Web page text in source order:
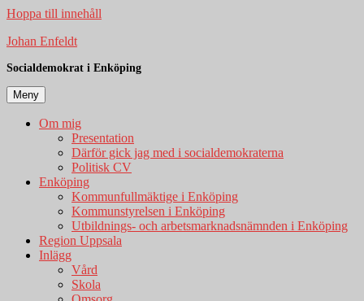
Hoppa till innehåll
Johan Enfeldt
Socialdemokrat i Enköping
Meny
Om mig
Presentation
Därför gick jag med i socialdemokraterna
Politisk CV
Enköping
Kommunfullmäktige i Enköping
Kommunstyrelsen i Enköping
Utbildnings- och arbetsmarknadsnämnden i Enköping
Region Uppsala
Inlägg
Vård
Skola